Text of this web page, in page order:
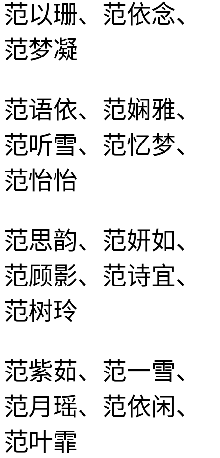
范以珊、范依念、
范梦凝
范语依、范娴雅、
范听雪、范忆梦、
范怡怡
范思韵、范妍如、
范顾影、范诗宜、
范树玲
范紫茹、范一雪、
范月瑶、范依闲、
范叶霏